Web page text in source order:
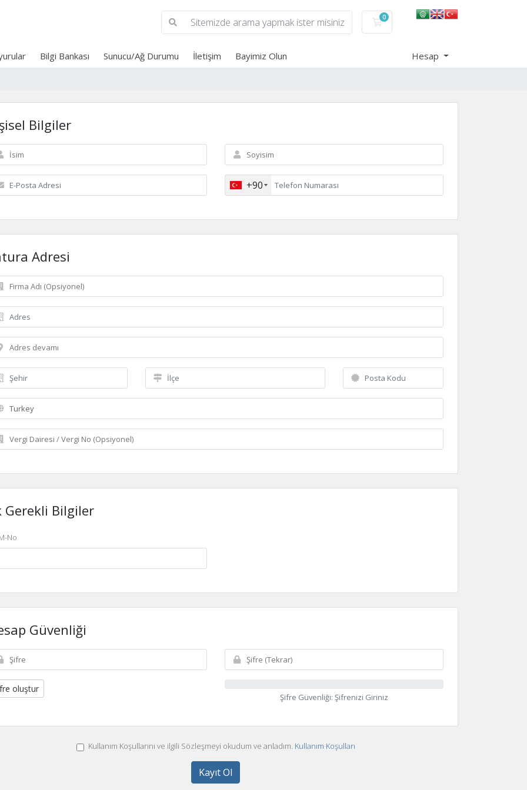
0
Sepet
Bilgi Bankası Sunucu/Ağ Durumu İletişim Bayimiz Olun Hesap
Bilgiler
+90
Adresi
Gerekli Bilgiler
No
Güvenliği
oluştur
Şifre Güvenliği: Şifrenizi Giriniz
Kullanım Koşullarını ve ilgili Sözleşmeyi okudum ve anladım. Kullanım Koşulları